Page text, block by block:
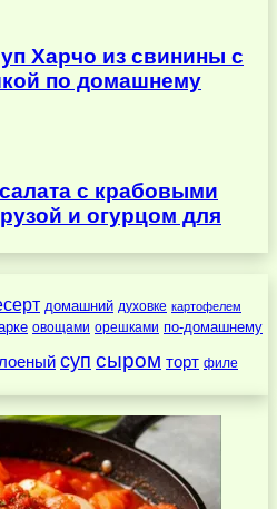
Харчо из свинины с
по домашнему
с крабовыми
и огурцом для
домашний духовке картофелем
овощами орешками по-домашнему
суп сыром торт филе